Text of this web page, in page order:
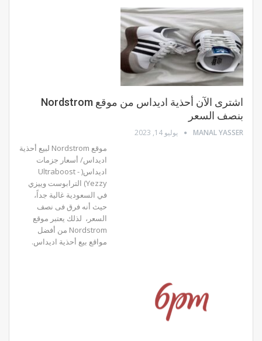
اشترى الآن أحذية اديداس من موقع Nordstrom
بنصف السعر
MANAL YASSER يوليو 14, 2023
موقع Nordstrom لبيع أحذية
اديداس/ أسعار جزمات
اديداس( Ultraboost -
Yezzy) الترابوست وييزي
في السعودية غالية جداً،
حيث أنه فرق فى نصف
السعر، لذلك يعتبر موقع
Nordstrom من أفضل
مواقع بيع أحذية اديداس.